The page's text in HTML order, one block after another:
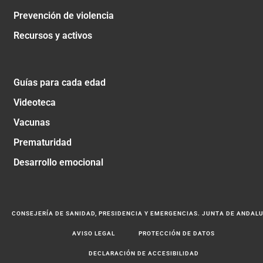
Prevención de violencia
Recursos y activos
Guías para cada edad
Videoteca
Vacunas
Prematuridad
Desarrollo emocional
CONSEJERÍA DE SANIDAD, PRESIDENCIA Y EMERGENCIAS. JUNTA DE
AVISO LEGAL PROTECCIÓN DE DATOS
DECLARACIÓN DE ACCESIBILIDAD